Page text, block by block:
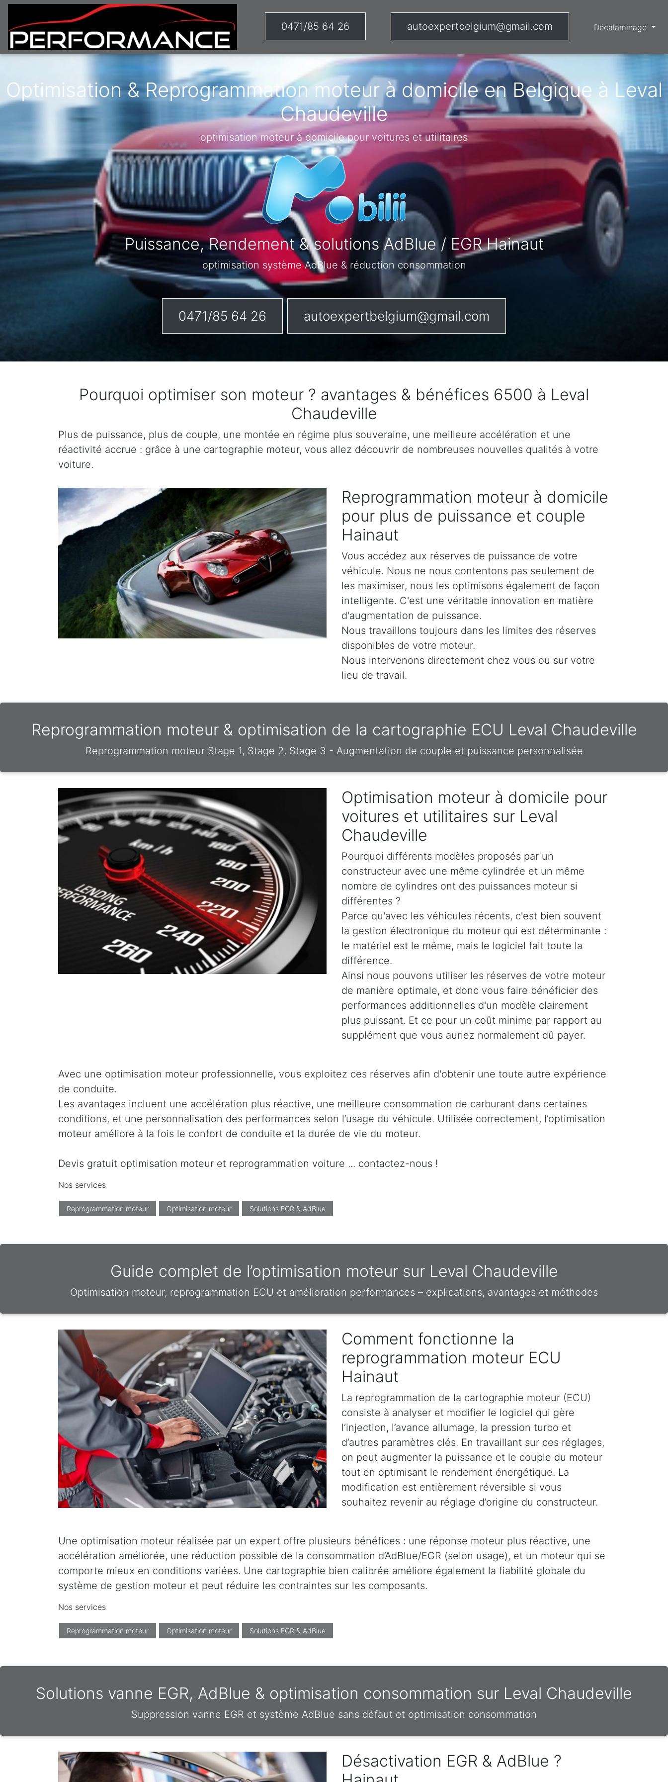
0471/85 64 26 autoexpertbelgium@gmail.com Décalaminage
Optimisation & Reprogrammation moteur à domicile en Belgique à Leval
Chaudeville
optimisation moteur à domicile pour voitures et utilitaires
Puissance, Rendement & solutions AdBlue / EGR Hainaut
optimisation système AdBlue & réduction consommation
0471/85 64 26 autoexpertbelgium@gmail.com
Pourquoi optimiser son moteur ? avantages & bénéfices 6500 à Leval
Chaudeville
Plus de puissance, plus de couple, une montée en régime plus souveraine, une meilleure accélération et une
réactivité accrue : grâce à une cartographie moteur, vous allez découvrir de nombreuses nouvelles qualités à votre
voiture.
Reprogrammation moteur à domicile
pour plus de puissance et couple
Hainaut
Vous accédez aux réserves de puissance de votre
véhicule. Nous ne nous contentons pas seulement de
les maximiser, nous les optimisons également de façon
intelligente. C'est une véritable innovation en matière
d'augmentation de puissance.
Nous travaillons toujours dans les limites des réserves
disponibles de votre moteur.
Nous intervenons directement chez vous ou sur votre
lieu de travail.
Reprogrammation moteur & optimisation de la cartographie ECU Leval Chaudeville
Reprogrammation moteur Stage 1, Stage 2, Stage 3 - Augmentation de couple et puissance personnalisée
Optimisation moteur à domicile pour
voitures et utilitaires sur Leval
Chaudeville
Pourquoi différents modèles proposés par un
constructeur avec une même cylindrée et un même
nombre de cylindres ont des puissances moteur si
différentes ?
Parce qu'avec les véhicules récents, c'est bien souvent
la gestion électronique du moteur qui est déterminante :
le matériel est le même, mais le logiciel fait toute la
différence.
Ainsi nous pouvons utiliser les réserves de votre moteur
de manière optimale, et donc vous faire bénéficier des
performances additionnelles d'un modèle clairement
plus puissant. Et ce pour un coût minime par rapport au
supplément que vous auriez normalement dû payer.
Avec une optimisation moteur professionnelle, vous exploitez ces réserves afin d'obtenir une toute autre expérience
de conduite.
Les avantages incluent une accélération plus réactive, une meilleure consommation de carburant dans certaines
conditions, et une personnalisation des performances selon l’usage du véhicule. Utilisée correctement, l’optimisation
moteur améliore à la fois le confort de conduite et la durée de vie du moteur.
Devis gratuit optimisation moteur et reprogrammation voiture ... contactez-nous !
Nos services
Reprogrammation moteur Optimisation moteur Solutions EGR & AdBlue
Guide complet de l’optimisation moteur sur Leval Chaudeville
Optimisation moteur, reprogrammation ECU et amélioration performances – explications, avantages et méthodes
Comment fonctionne la
reprogrammation moteur ECU
Hainaut
La reprogrammation de la cartographie moteur (ECU)
consiste à analyser et modifier le logiciel qui gère
l’injection, l’avance allumage, la pression turbo et
d’autres paramètres clés. En travaillant sur ces réglages,
on peut augmenter la puissance et le couple du moteur
tout en optimisant le rendement énergétique. La
modification est entièrement réversible si vous
souhaitez revenir au réglage d’origine du constructeur.
Une optimisation moteur réalisée par un expert offre plusieurs bénéfices : une réponse moteur plus réactive, une
accélération améliorée, une réduction possible de la consommation d’AdBlue/EGR (selon usage), et un moteur qui se
comporte mieux en conditions variées. Une cartographie bien calibrée améliore également la fiabilité globale du
système de gestion moteur et peut réduire les contraintes sur les composants.
Nos services
Reprogrammation moteur Optimisation moteur Solutions EGR & AdBlue
Solutions vanne EGR, AdBlue & optimisation consommation sur Leval Chaudeville
Suppression vanne EGR et système AdBlue sans défaut et optimisation consommation
Désactivation EGR & AdBlue ?